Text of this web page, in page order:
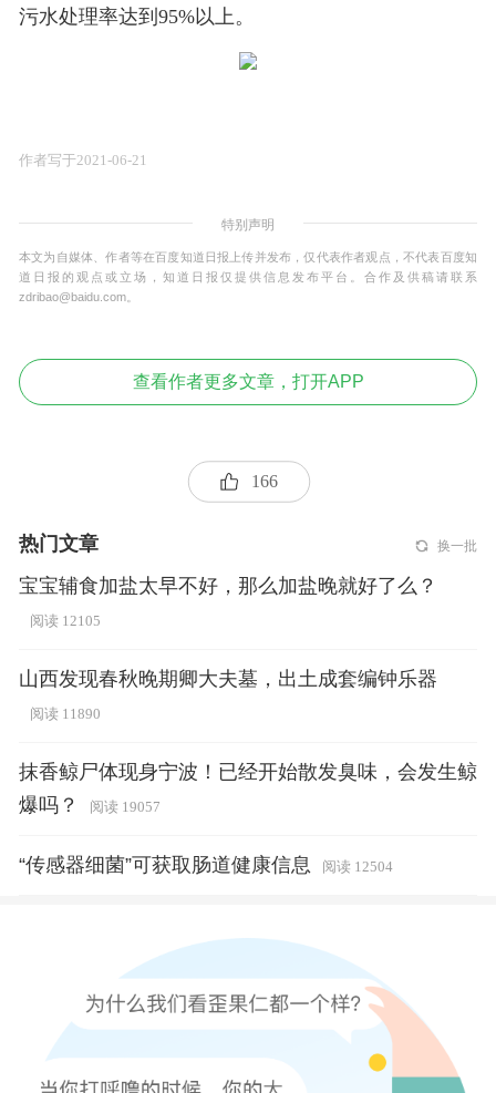
污水处理率达到95%以上。
作者写于2021-06-21
特别声明
本文为自媒体、作者等在百度知道日报上传并发布，仅代表作者观点，不代表百度知
道日报的观点或立场，知道日报仅提供信息发布平台。合作及供稿请联系
zdribao@baidu.com。
查看作者更多文章，打开APP
166
热门文章
宝宝辅食加盐太早不好，那么加盐晚就好了么？
阅读 12105
山西发现春秋晚期卿大夫墓，出土成套编钟乐器
阅读 11890
抹香鲸尸体现身宁波！已经开始散发臭味，会发生鲸
爆吗？
阅读 19057
“传感器细菌”可获取肠道健康信息 阅读 12504
换一批